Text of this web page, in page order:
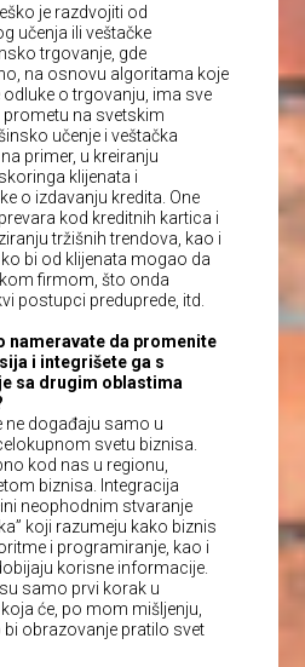
je razdvojiti od
učenja ili veštačke
trgovanje, gde
na osnovu algoritama koje
o trgovanju, ima sve
na svetskim
učenje i veštačka
primer, u kreiranju
klijenata i
o izdavanju kredita. One
kod kreditnih kartica i
tržišnih trendova, kao i
bi od klijenata mogao da
firmom, što onda
postupci preduprede, itd.
nameravate da promenite
i integrišete ga s
sa drugim oblastima
ne događaju samo u
svetu biznisa.
kod nas u regionu,
biznisa. Integracija
neophodnim stvaranje
koji razumeju kako biznis
i programiranje, kao i
korisne informacije.
samo prvi korak u
će, po mom mišljenju,
obrazovanje pratilo svet